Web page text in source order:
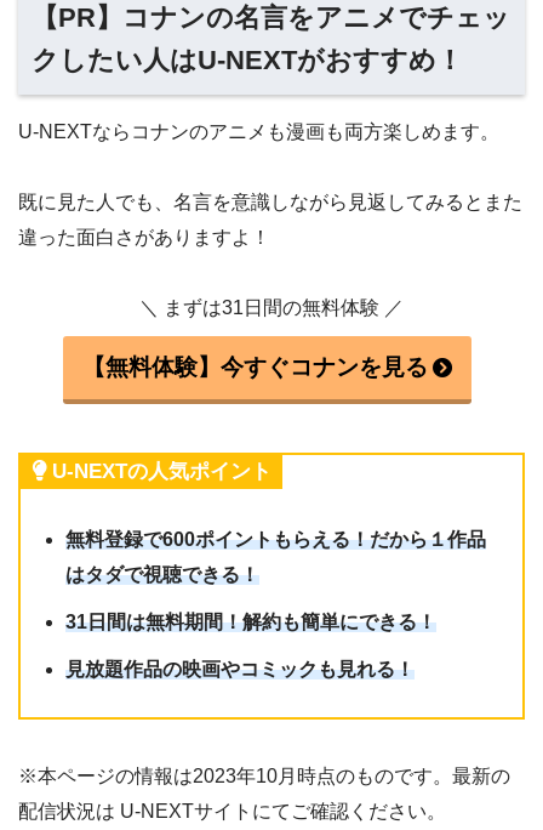
【PR】コナンの名言をアニメでチェッ
クしたい人はU-NEXTがおすすめ！
U-NEXTならコナンのアニメも漫画も両方楽しめます。
既に見た人でも、名言を意識しながら見返してみるとまた
違った面白さがありますよ！
＼ まずは31日間の無料体験 ／
【無料体験】今すぐコナンを見る
U-NEXTの人気ポイント
無料登録で600ポイントもらえる！だから１作品
はタダで視聴できる！
31日間は無料期間！解約も簡単にできる！
見放題作品の映画やコミックも見れる！
※本ページの情報は2023年10月時点のものです。最新の
配信状況は U-NEXTサイトにてご確認ください。